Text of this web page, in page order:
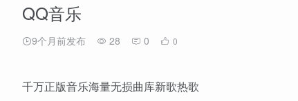
QQ音乐
9个月前发布 28 0 0
千万正版音乐海量无损曲库新歌热歌